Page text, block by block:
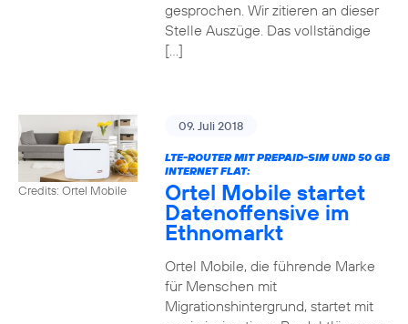
gesprochen. Wir zitieren an dieser
Stelle Auszüge. Das vollständige
[…]
Credits: Ortel Mobile
09. Juli 2018
LTE-ROUTER MIT PREPAID-SIM UND 50 GB
INTERNET FLAT:
Ortel Mobile startet
Datenoffensive im
Ethnomarkt
Ortel Mobile, die führende Marke
für Menschen mit
Migrationshintergrund, startet mit